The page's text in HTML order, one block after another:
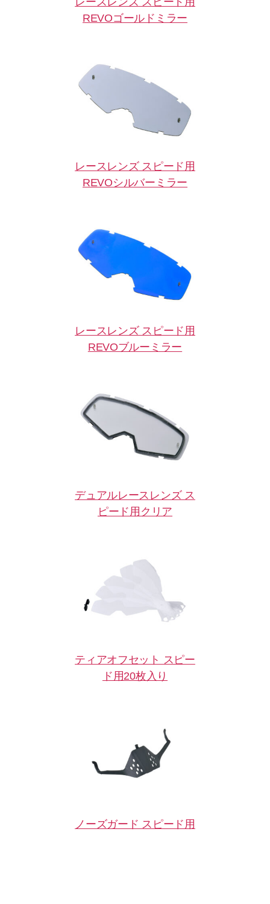
REVOゴールドミラー
レースレンズ スピード用
REVOシルバーミラー
レースレンズ スピード用
REVOブルーミラー
デュアルレースレンズ ス
ピード用クリア
ティアオフセット スピー
ド用20枚入り
ノーズガード スピード用